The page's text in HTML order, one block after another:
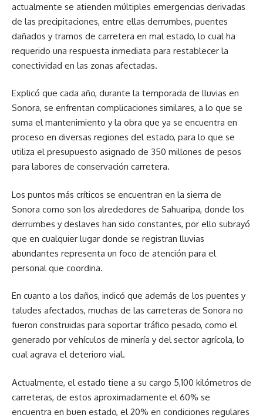
actualmente se atienden múltiples emergencias derivadas
de las precipitaciones, entre ellas derrumbes, puentes
dañados y tramos de carretera en mal estado, lo cual ha
requerido una respuesta inmediata para restablecer la
conectividad en las zonas afectadas.
Explicó que cada año, durante la temporada de lluvias en
Sonora, se enfrentan complicaciones similares, a lo que se
suma el mantenimiento y la obra que ya se encuentra en
proceso en diversas regiones del estado, para lo que se
utiliza el presupuesto asignado de 350 millones de pesos
para labores de conservación carretera.
Los puntos más críticos se encuentran en la sierra de
Sonora como son los alrededores de Sahuaripa, donde los
derrumbes y deslaves han sido constantes, por ello subrayó
que en cualquier lugar donde se registran lluvias
abundantes representa un foco de atención para el
personal que coordina.
En cuanto a los daños, indicó que además de los puentes y
taludes afectados, muchas de las carreteras de Sonora no
fueron construidas para soportar tráfico pesado, como el
generado por vehículos de minería y del sector agrícola, lo
cual agrava el deterioro vial.
Actualmente, el estado tiene a su cargo 5,100 kilómetros de
carreteras, de estos aproximadamente el 60% se
encuentra en buen estado, el 20% en condiciones regulares